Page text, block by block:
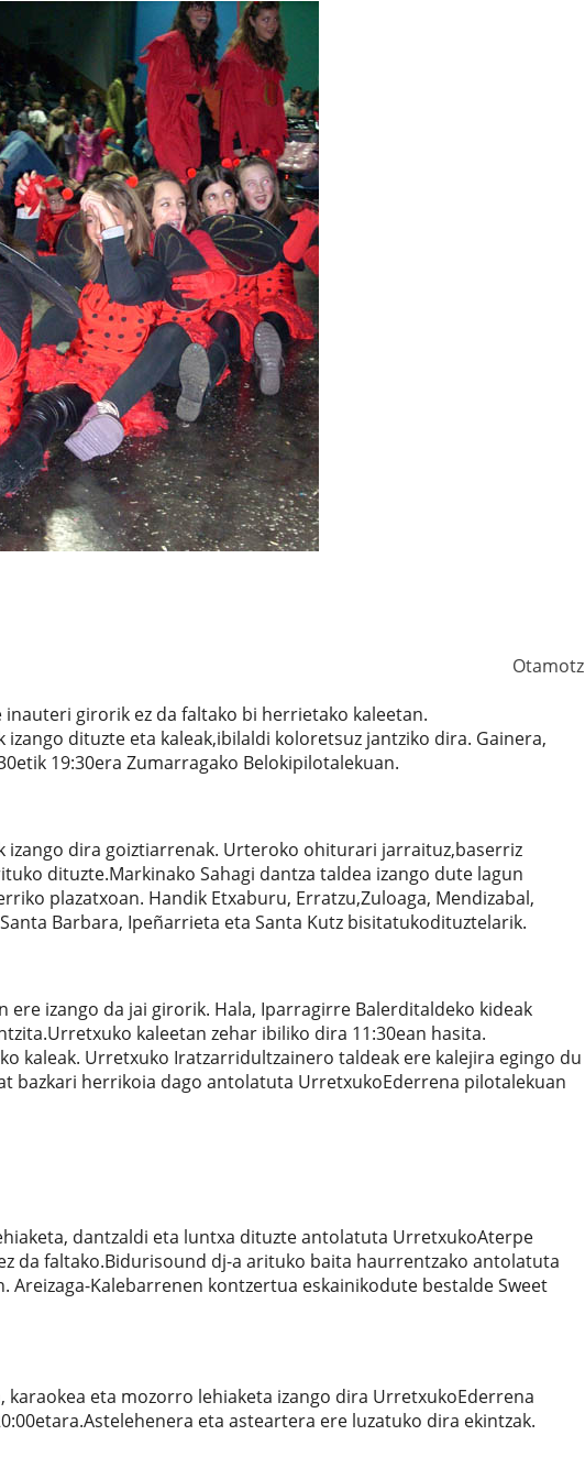
Otamotz
girorik ez da faltako bi herrietako kaleetan.
dituzte eta kaleak,ibilaldi koloretsuz jantziko dira. Gainera,
19:30era Zumarragako Belokipilotalekuan.
izango dira goiztiarrenak. Urteroko ohiturari jarraituz,baserriz
dituzte.Markinako Sahagi dantza taldea izango dute lagun
plazatxoan. Handik Etxaburu, Erratzu,Zuloaga, Mendizabal,
Barbara, Ipeñarrieta eta Santa Kutz bisitatukodituztelarik.
izango da jai girorik. Hala, Iparragirre Balerditaldeko kideak
kaleetan zehar ibiliko dira 11:30ean hasita.
kaleak. Urretxuko Iratzarridultzainero taldeak ere kalejira egingo du
bazkari herrikoia dago antolatuta UrretxukoEderrena pilotalekuan
dantzaldi eta luntxa dituzte antolatuta UrretxukoAterpe
da faltako.Bidurisound dj-a arituko baita haurrentzako antolatuta
Areizaga-Kalebarrenen kontzertua eskainikodute bestalde Sweet
eta mozorro lehiaketa izango dira UrretxukoEderrena
eta asteartera ere luzatuko dira ekintzak.